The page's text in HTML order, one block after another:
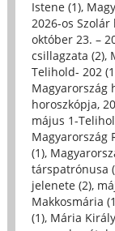
Istene (1),
2026-os Szolár
október 23. –
csillagzata (2),
Telihold- 202
Magyarország
horoszkópja,
május 1-
Magyarország
(1),
társpatrónusa
jelenete (2),
Makkosmária
(1), Mária